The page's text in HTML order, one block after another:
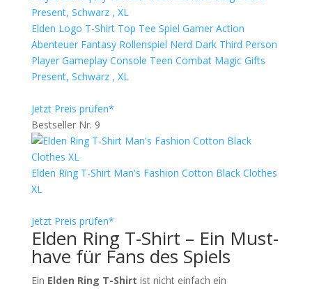
Elden Logo T-Shirt Top Tee Spiel Gamer Action
Abenteuer Fantasy Rollenspiel Nerd Dark Third Person
Player Gameplay Console Teen Combat Magic Gifts
Present, Schwarz , XL
Jetzt Preis prüfen*
Bestseller Nr. 9
Elden Ring T-Shirt Man's Fashion Cotton Black Clothes
XL
Jetzt Preis prüfen*
Elden Ring T-Shirt – Ein Must-
have für Fans des Spiels
Ein Elden Ring T-Shirt ist nicht einfach ein